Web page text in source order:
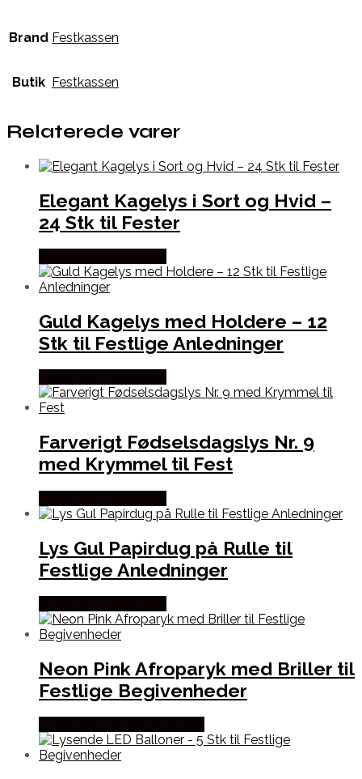
Brand Festkassen
Butik Festkassen
Relaterede varer
Elegant Kagelys i Sort og Hvid –
24 Stk til Fester
Guld Kagelys med Holdere – 12
Stk til Festlige Anledninger
Farverigt Fødselsdagslys Nr. 9
med Krymmel til Fest
Lys Gul Papirdug på Rulle til
Festlige Anledninger
Neon Pink Afroparyk med Briller til
Festlige Begivenheder